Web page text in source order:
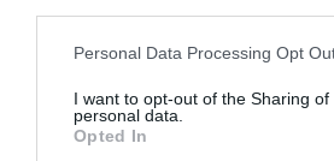
Personal Data Processing Opt
I want to opt-out of the Sharing of
personal data.
Opted In
Appel aux
Soutenez Air Journal